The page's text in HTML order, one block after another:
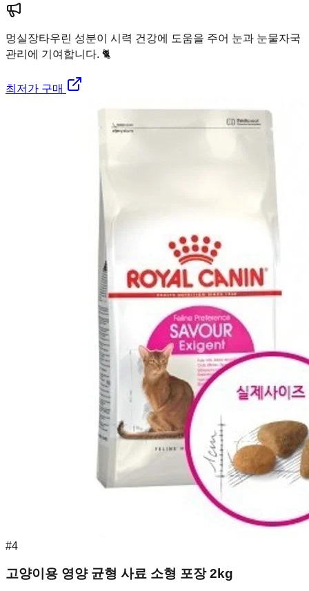
멍실장타우린 성분이 시력 건강에 도움을 주어 눈과 눈물자국
관리에 기여합니다. 🐈
최저가 구매
#4
고양이용 영양 균형 사료 소형 포장 2kg